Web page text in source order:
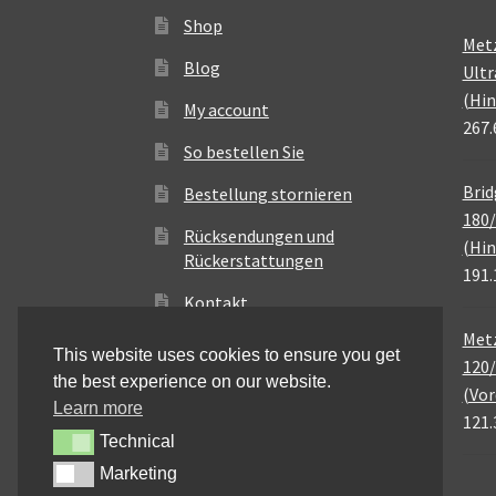
Shop
Blog
My account
So bestellen Sie
Bestellung stornieren
Rücksendungen und
Rückerstattungen
Kontakt
This website uses cookies to ensure you get
the best experience on our website.
Learn more
TechnicalTechnical
MarketingMarketing